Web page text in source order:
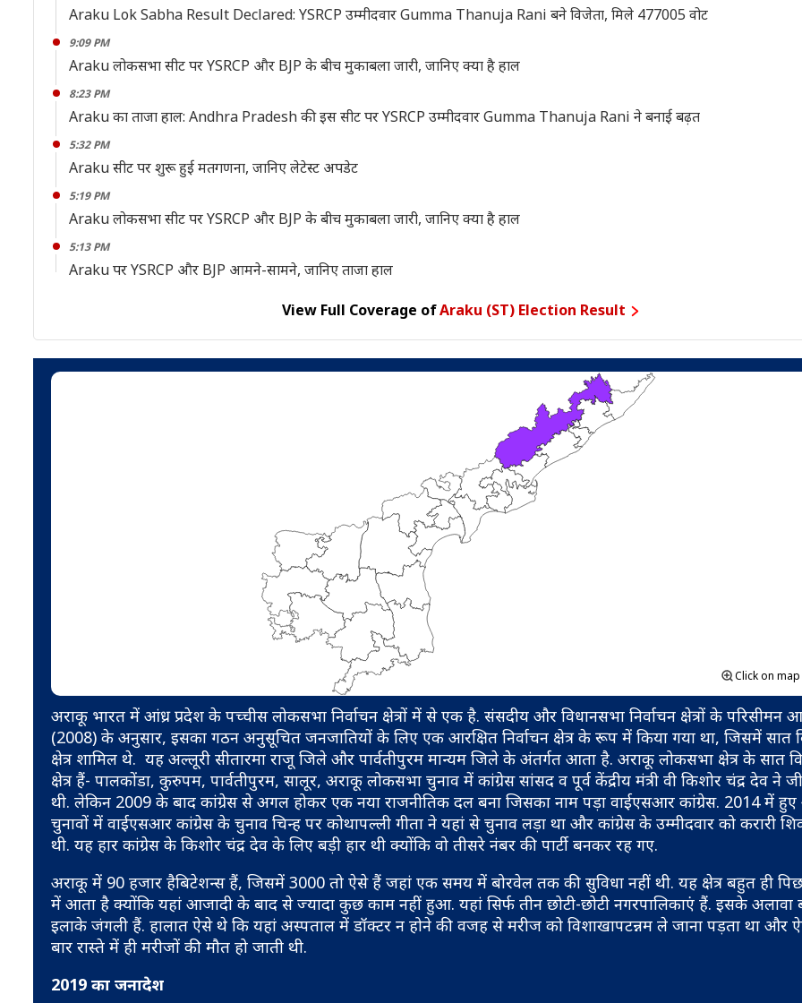
Araku Lok Sabha Result Declared: YSRCP उम्मीदवार Gumma Thanuja Rani बने विजेता, मिले 477005 वोट
9:09 PM
Araku लोकसभा सीट पर YSRCP और BJP के बीच मुकाबला जारी, जानिए क्या है हाल
8:23 PM
Araku का ताजा हाल: Andhra Pradesh की इस सीट पर YSRCP उम्मीदवार Gumma Thanuja Rani ने बनाई बढ़त
5:32 PM
Araku सीट पर शुरू हुई मतगणना, जानिए लेटेस्ट अपडेट
5:19 PM
Araku लोकसभा सीट पर YSRCP और BJP के बीच मुकाबला जारी, जानिए क्या है हाल
5:13 PM
Araku पर YSRCP और BJP आमने-सामने, जानिए ताजा हाल
View Full Coverage ofAraku (ST) Election Result
Click on
अराकू भारत में आंध्र प्रदेश के पच्चीस लोकसभा निर्वाचन क्षेत्रों में से एक है. संसदीय और विधानसभा निर्वाचन क्षेत्रों के परिसीमन
(2008) के अनुसार, इसका गठन अनुसूचित जनजातियों के लिए एक आरक्षित निर्वाचन क्षेत्र के रूप में किया गया था, जिसमें सात
क्षेत्र शामिल थे. यह अल्लूरी सीतारमा राजू जिले और पार्वतीपुरम मान्यम जिले के अंतर्गत आता है. अराकू लोकसभा क्षेत्र के सात
क्षेत्र हैं- पालकोंडा, कुरुपम, पार्वतीपुरम, सालूर, अराकू लोकसभा चुनाव में कांग्रेस सांसद व पूर्व केंद्रीय मंत्री वी किशोर चंद्र देव ने
थी. लेकिन 2009 के बाद कांग्रेस से अगल होकर एक नया राजनीतिक दल बना जिसका नाम पड़ा वाईएसआर कांग्रेस. 2014 में
चुनावों में वाईएसआर कांग्रेस के चुनाव चिन्ह पर कोथापल्ली गीता ने यहां से चुनाव लड़ा था और कांग्रेस के उम्मीदवार को करारी
थी. यह हार कांग्रेस के किशोर चंद्र देव के लिए बड़ी हार थी क्योंकि वो तीसरे नंबर की पार्टी बनकर रह गए.
अराकू में 90 हजार हैबिटेशन्स हैं, जिसमें 3000 तो ऐसे हैं जहां एक समय में बोरवेल तक की सुविधा नहीं थी. यह क्षेत्र बहुत ही
में आता है क्योंकि यहां आजादी के बाद से ज्यादा कुछ काम नहीं हुआ. यहां सिर्फ तीन छोटी-छोटी नगरपालिकाएं हैं. इसके अलावा
इलाके जंगली हैं. हालात ऐसे थे कि यहां अस्पताल में डॉक्टर न होने की वजह से मरीज को विशाखापटन्नम ले जाना पड़ता था और
बार रास्ते में ही मरीजों की मौत हो जाती थी.
2019 का जनादेश